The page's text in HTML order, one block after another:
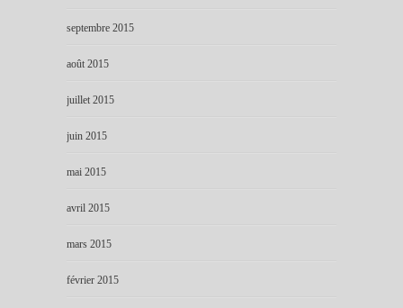
septembre 2015
août 2015
juillet 2015
juin 2015
mai 2015
avril 2015
mars 2015
février 2015